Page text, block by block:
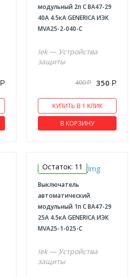
Р
модульный 2п С ВА47-29
40А 4.5кА GENERICA ИЭК
MVA25-2-040-C
Iek — Устройства
защиты
400Р 350 Р
КУПИТЬ В 1 КЛИК
В КОРЗИНУ
Остаток: 11
Выключатель
автоматический
модульный 1п С ВА47-29
25А 4.5кА GENERICA ИЭК
MVA25-1-025-C
Iek — Устройства
защиты